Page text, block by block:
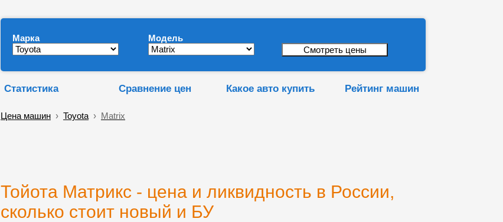
Марка Модель
Статистика Сравнение цен Какое авто купить Рейтинг машин
Цена машин › Toyota › Matrix
Тойота Матрикс - цена и ликвидность в России,
сколько стоит новый и БУ